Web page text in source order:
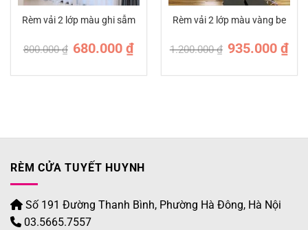
Rèm vải 2 lớp màu ghi sẫm
800.000₫ Giá
gốc
680.000₫Giá
Rèm vải 2 lớp màu vàng be
1.200.000₫ Giá
gốc
935.000₫Giá
RÈM CỬA TUYẾT HUYNH
Số 191 Đường Thanh Bình, Phường Hà Đông, Hà Nội
03.5665.7557